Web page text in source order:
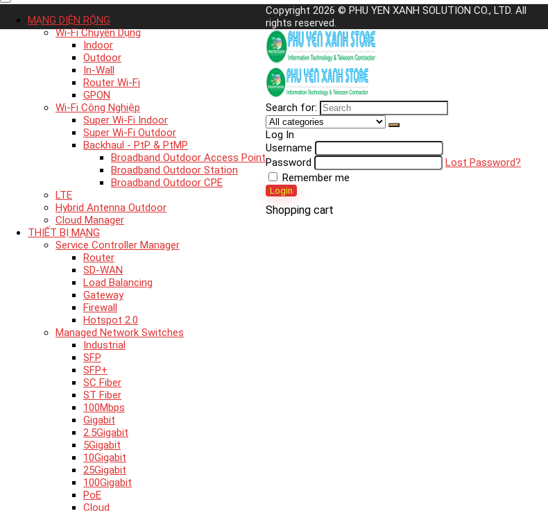
MẠNG DIỆN RỘNG
Wi-Fi Chuyên Dụng
Indoor
Outdoor
In-Wall
Router Wi-Fi
GPON
Wi-Fi Công Nghiệp
Super Wi-Fi Indoor
Super Wi-Fi Outdoor
Backhaul - PtP & PtMP
Broadband Outdoor Access Point
Broadband Outdoor Station
Broadband Outdoor CPE
LTE
Hybrid Antenna Outdoor
Cloud Manager
THIẾT BỊ MẠNG
Service Controller Manager
Router
SD-WAN
Load Balancing
Gateway
Firewall
Hotspot 2.0
Managed Network Switches
Industrial
SFP
SFP+
SC Fiber
ST Fiber
100Mbps
Gigabit
2.5Gigabit
5Gigabit
10Gigabit
25Gigabit
100Gigabit
PoE
Cloud
Copyright 2026 © PHU YEN XANH SOLUTION CO., LTD. All
rights reserved.
Search for:
Log In
Username
Password
Lost Password?
Remember me
Login
Shopping cart